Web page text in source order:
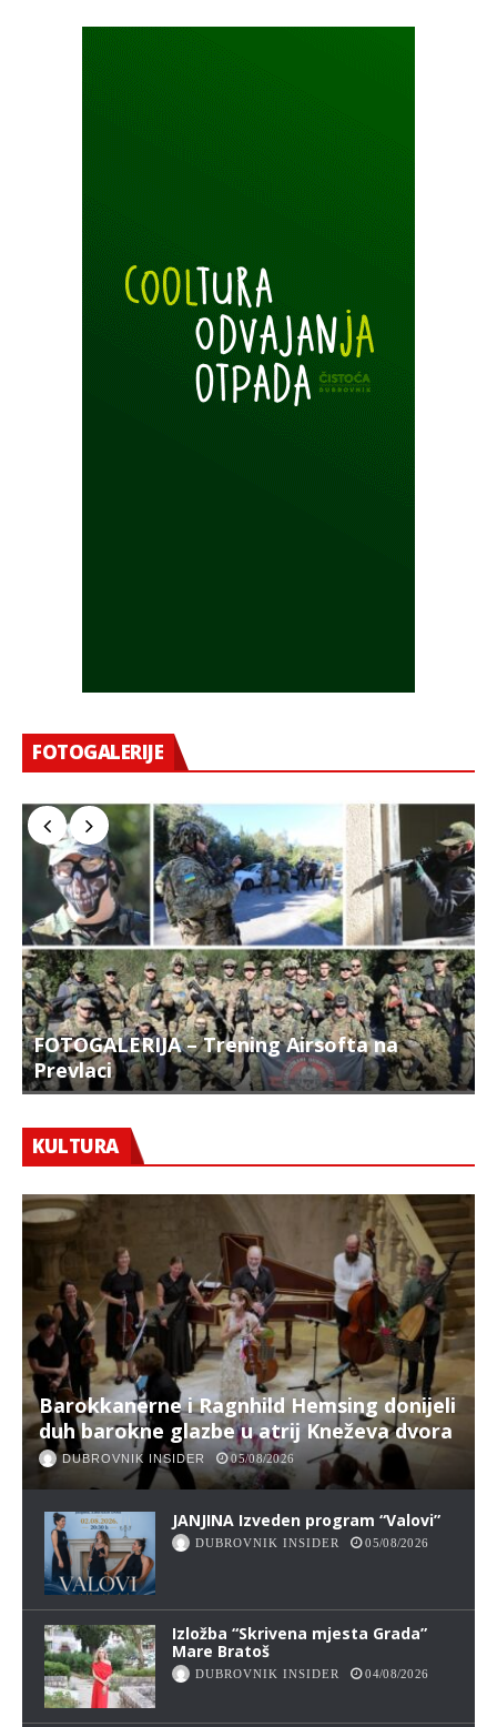
FOTOGALERIJE
FOTOGALERIJA – Trening Airsofta na
Prevlaci
KULTURA
Barokkanerne i Ragnhild Hemsing donijeli
duh barokne glazbe u atrij Kneževa dvora
DUBROVNIK INSIDER 05/08/2026
JANJINA Izveden program “Valovi”
DUBROVNIK INSIDER 05/08/2026
Izložba “Skrivena mjesta Grada”
Mare Bratoš
DUBROVNIK INSIDER 04/08/2026